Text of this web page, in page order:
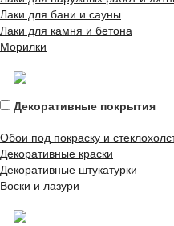
Лаки для бани и сауны
Лаки для камня и бетона
Морилки
Декоративные покрытия
Обои под покраску и
Декоративные краски
Декоративные штукатурки
Воски и лазури